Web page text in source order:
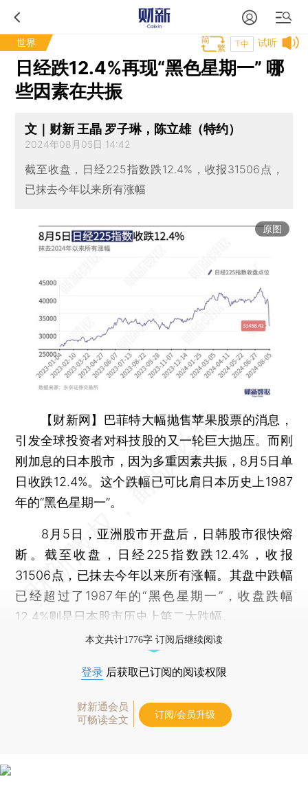
世界 试听
T中
日经跌12.4%再现“黑色星期一” 哪
些因素在共振
文｜财新 王晶 罗子琳，陈立雄（特约）
2024年08月05日 14:42
截至收盘，日经225指数跌12.4%，收报31506点，
已抹去今年以来所有涨幅
原图
【财新网】 巴菲特大幅抛售苹果股票的消息，
引发全球投资者对科技股的又一轮巨大抛压。而刚
刚加息的日本股市，因为多重因素共振，8月5日单
日收跌12.4%。这个跌幅已可比肩日本历史上1987
年的“黑色星期一”。
8月5日，亚洲股市开盘后，日韩股市很快熔
断。截至收盘，日经225指数跌12.4%，收报
31506点，已抹去今年以来所有涨幅。其盘中跌幅
已经超过了1987年的“黑色星期一”，收盘跌幅
12.4%则是日本股市历史上第二大跌幅。
本文共计1776字 订阅后继续阅读
登录 后获取已订阅的阅读权限
财新通会员
可畅读全文
订阅/会员升级